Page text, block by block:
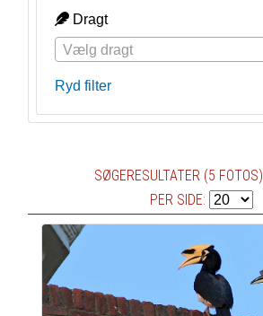
Dragt
Vælg dragt
Ryd filter
SØGERESULTATER (5 FOTOS)
PER SIDE: